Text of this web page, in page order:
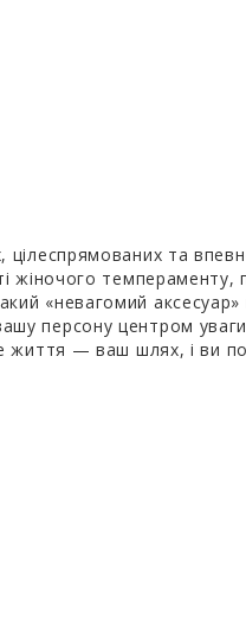
та
жіночого темпераменту,
«невагомий аксесуар»
персону центром
життя — ваш шлях, і ви